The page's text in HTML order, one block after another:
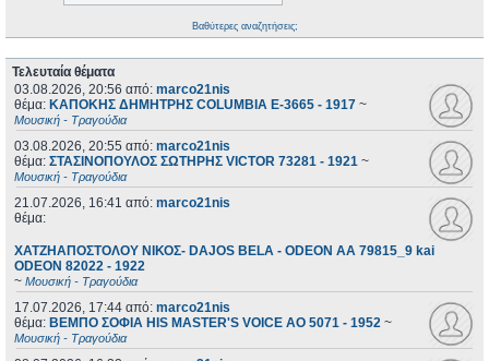
Βαθύτερες αναζητήσεις;
Τελευταία θέματα
03.08.2026, 20:56 από: marco21nis
θέμα: ΚΑΠΟΚΗΣ ΔΗΜΗΤΡΗΣ COLUMBIA E-3665 - 1917 ~
Μουσική - Τραγούδια
03.08.2026, 20:55 από: marco21nis
θέμα: ΣΤΑΣΙΝΟΠΟΥΛΟΣ ΣΩΤΗΡΗΣ VICTOR 73281 - 1921 ~
Μουσική - Τραγούδια
21.07.2026, 16:41 από: marco21nis
θέμα:
ΧΑΤΖΗΑΠΟΣΤΟΛΟΥ ΝΙΚΟΣ- DAJOS BELA - ODEON AA 79815_9 kai
ODEON 82022 - 1922
~ Μουσική - Τραγούδια
17.07.2026, 17:44 από: marco21nis
θέμα: ΒΕΜΠΟ ΣΟΦΙΑ HIS MASTER'S VOICE AO 5071 - 1952 ~
Μουσική - Τραγούδια